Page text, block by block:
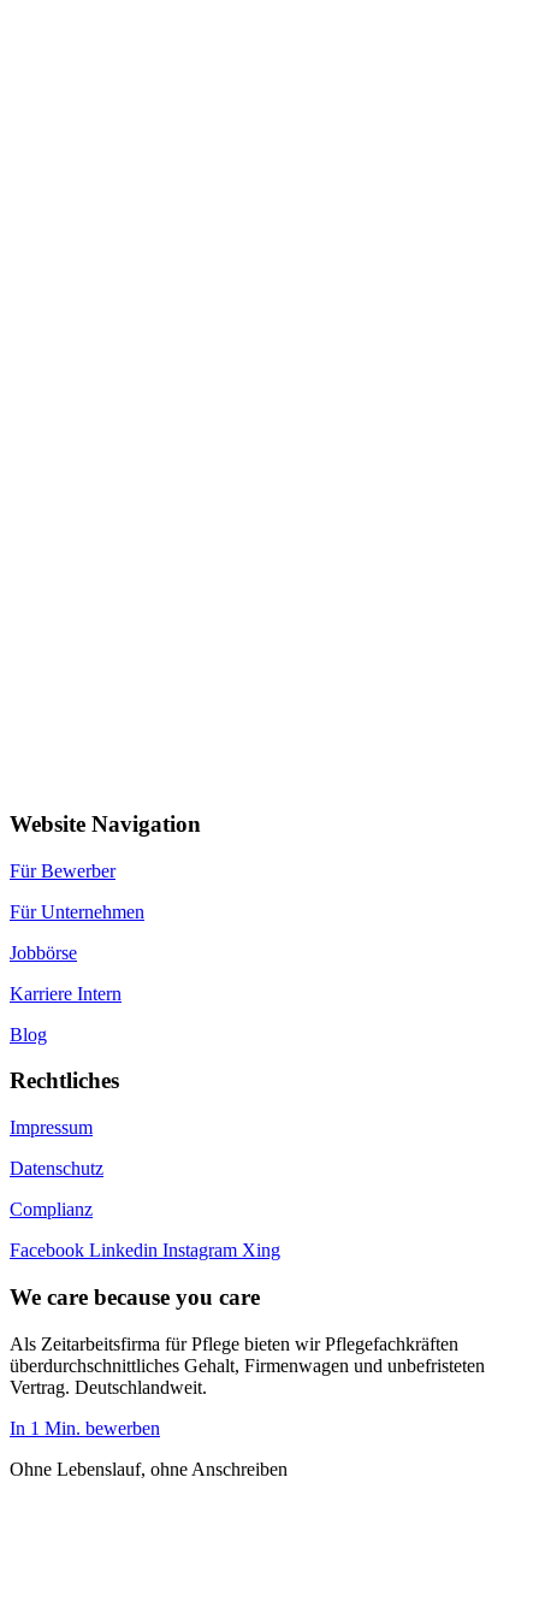
Website Navigation
Für Bewerber
Für Unternehmen
Jobbörse
Karriere Intern
Blog
Rechtliches
Impressum
Datenschutz
Complianz
Facebook Linkedin Instagram Xing
We care because you care
Als Zeitarbeitsfirma für Pflege bieten wir Pflegefachkräften
überdurchschnittliches Gehalt, Firmenwagen und unbefristeten
Vertrag. Deutschlandweit.
In 1 Min. bewerben
Ohne Lebenslauf, ohne Anschreiben